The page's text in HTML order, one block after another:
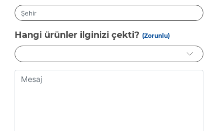
Hangi ürünler ilginizi çekti? (Zorunlu)